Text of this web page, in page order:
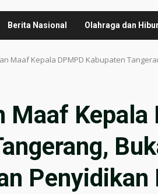
Berita Nasional Olahraga dan
Maaf Kepala DPMPD Kabupaten
Maaf Kepala
Penyidikan